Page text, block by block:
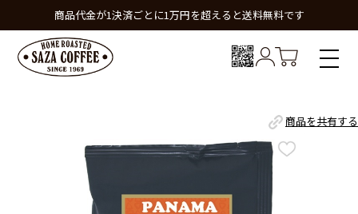
商品代金が1決済ごとに1万円を超えると送料無料です
商品を共有する